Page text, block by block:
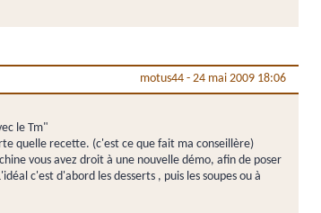
motus44 - 24 mai 2009 18:06
le Tm"
quelle recette. (c'est ce que fait ma conseillère)
vous avez droit à une nouvelle démo, afin de poser
c'est d'abord les desserts , puis les soupes ou à